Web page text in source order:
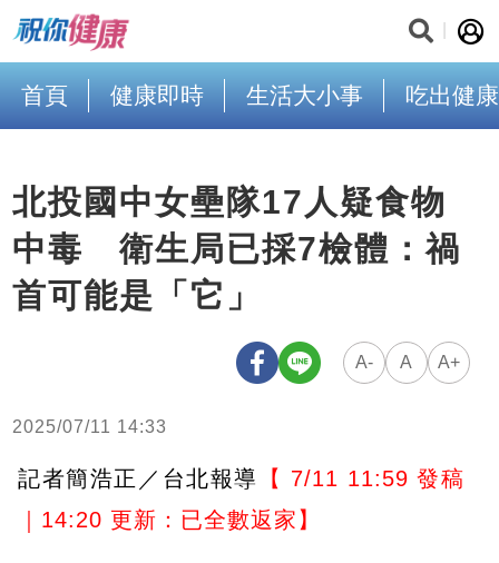
首頁 健康即時 生活大小事 吃出健康
北投國中女壘隊17人疑食物
中毒 衛生局已採7檢體：禍
首可能是「它」
A- A A+
2025/07/11 14:33
記者簡浩正／台北報導
【 7/11 11:59 發稿
｜14:20 更新：已全數返家】